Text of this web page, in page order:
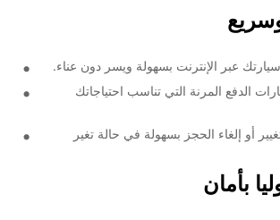
عبر الإنترنت بسهولة ويسر دون عناء.
الدفع المرنة التي تناسب احتياجاتك
أو إلغاء الحجز بسهولة في حالة تغير
بأمان